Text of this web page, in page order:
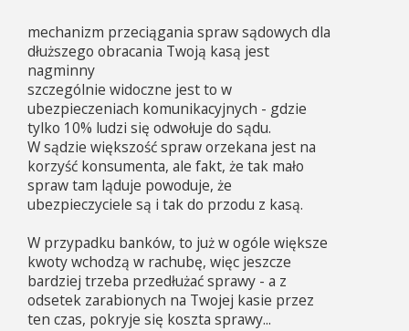
t
mechanizm przeciągania spraw sądowych dla
dłuższego obracania Twoją kasą jest
nagminny
szczególnie widoczne jest to w
ubezpieczeniach komunikacyjnych - gdzie
tylko 10% ludzi się odwołuje do sądu.
W sądzie większość spraw orzekana jest na
korzyść konsumenta, ale fakt, że tak mało
spraw tam ląduje powoduje, że
ubezpieczyciele są i tak do przodu z kasą.
W przypadku banków, to już w ogóle większe
kwoty wchodzą w rachubę, więc jeszcze
bardziej trzeba przedłużać sprawy - a z
odsetek zarabionych na Twojej kasie przez
ten czas, pokryje się koszta sprawy...